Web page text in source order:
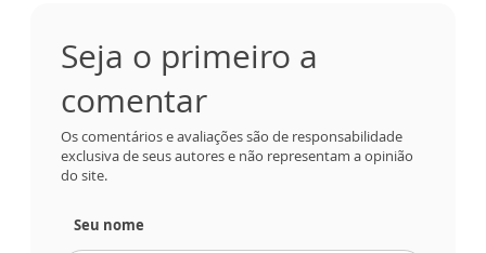
Seja o primeiro a
comentar
Os comentários e avaliações são de responsabilidade
exclusiva de seus autores e não representam a opinião
do site.
Seu nome